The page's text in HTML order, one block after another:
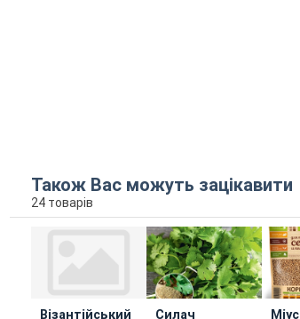
Також Вас можуть зацікавити
24 товарів
Візантійський Силач Міус